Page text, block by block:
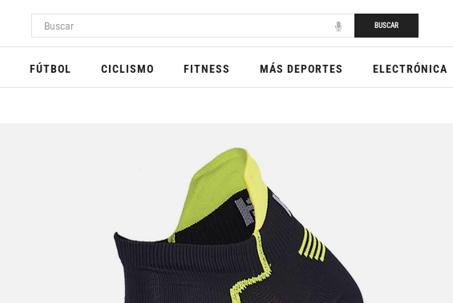
BUSCAR
FÚTBOL CICLISMO FITNESS MÁS DEPORTES ELECTRÓNICA